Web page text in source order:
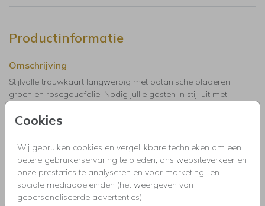
Cookies
Wij gebruiken cookies en vergelijkbare technieken om een
betere gebruikerservaring te bieden, ons websiteverkeer en
onze prestaties te analyseren en voor marketing- en
sociale mediadoeleinden (het weergeven van
gepersonaliseerde advertenties).
Productinformatie
Omschrijving
Stijlvolle trouwkaart langwerpig met botanische bladeren
groen en rosegoudfolie. Nodig jullie gasten in stijl uit met
Trouwkaarten, Save the Date, menukaarten en bedankkaartjes
Nog meer in deze stijl voor jou